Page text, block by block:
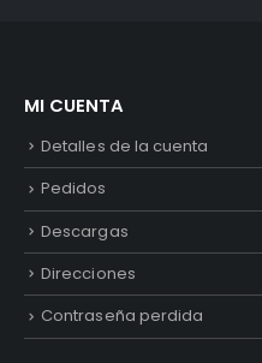
MI CUENTA
Detalles de la cuenta
Pedidos
Descargas
Direcciones
Contraseña perdida